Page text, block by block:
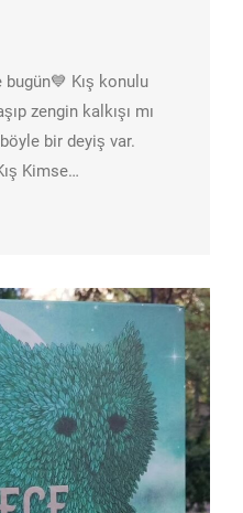
bugün💙 Kış konulu
zengin kalkışı mı
bir deyiş var.
Kimse…